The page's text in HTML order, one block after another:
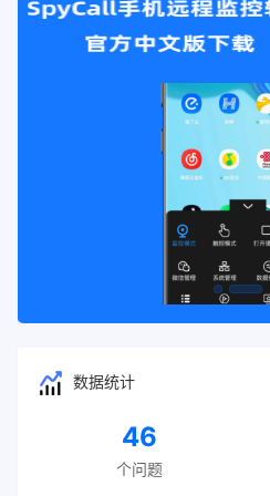
数据统计
46
个问题